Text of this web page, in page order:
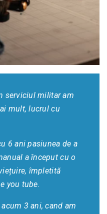
serviciul militar am
mult, lucrul cu
6 ani pasiunea de a
a început cu o
împletită
you tube.
3 ani, cand am